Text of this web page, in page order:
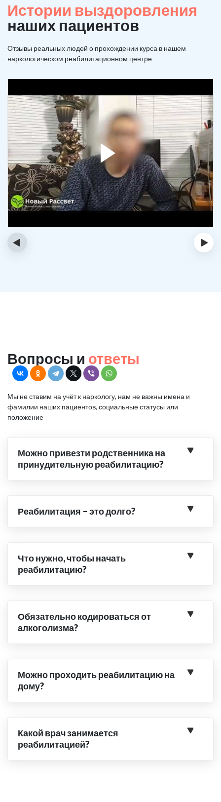
Истории выздоровления
наших пациентов
Отзывы реальных людей о прохождении курса в нашем
наркологическом реабилитационном центре
‹ ›
Вопросы и ответы
Мы не ставим на учёт к наркологу, нам не важны имена и
фамилии наших пациентов, социальные статусы или
положение
Можно привезти родственника на
принудительную реабилитацию?
Реабилитация – это долго?
Что нужно, чтобы начать
реабилитацию?
Обязательно кодироваться от
алкоголизма?
Можно проходить реабилитацию на
дому?
Какой врач занимается
реабилитацией?